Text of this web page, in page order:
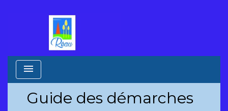
menu
Guide des démarches